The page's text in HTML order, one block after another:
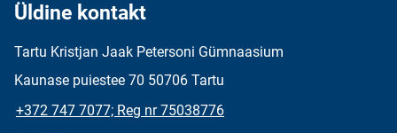
Üldine kontakt
Tartu Kristjan Jaak Petersoni Gümnaasium
Kaunase puiestee 70 50706 Tartu
+372 747 7077; Reg nr 75038776